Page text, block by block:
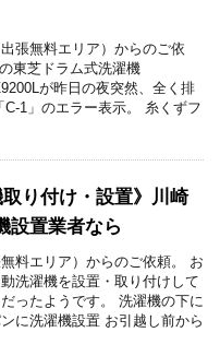
張無料エリア）からのご依
東芝ドラム式洗濯機
が昨日の夜突然、全く排
1」のエラー表示。 糸くずフ
取り付け・設置》川崎
設置業者なら
料エリア）からのご依頼。 お
洗濯機を設置・取り付けして
ったようです。 洗濯機の下に
に洗濯機設置 お引越し前から